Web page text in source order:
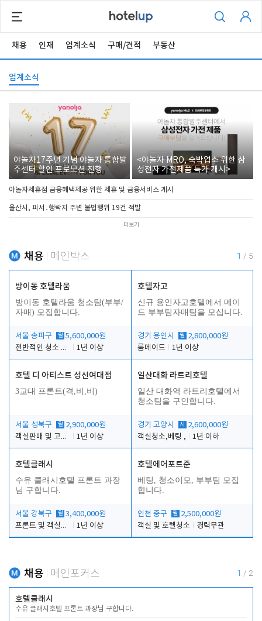
채용 인재 업계소식 구매/견적 부동산
업계소식
야놀자17주년 기념 야놀자 통합발
주센터 할인 프로모션 진행
<야놀자 MRO, 숙박업소 위한 삼
성전자 가전제품 특가 개시>
야놀자제휴점 금융혜택제공 위한 제휴 및 금융서비스 게시
울산시, 피서․행락지 주변 불법행위 19건 적발
더보기
채용 메인박스 1 / 5
방이동 호텔라움
방이동 호텔라움 청소팀(부부/
자매) 모집합니다.
서울 송파구 월 5,600,000원
전반적인 청소 업무(객실청소.객실정리)
1년 이상
호텔자고
신규 용인자고호텔에서 메이
드 부부팀자매팀을 모십니다.
경기 용인시 월 2,800,000원
룸메이드
1년 이상
호텔 디 아티스트 성신여대점
3교대 프론트(격,비,비)
서울 성북구 월 2,900,000원
객실판매 및 고객응대
1년 이상
일산대화 라트리호텔
일산 대화역 라트리호텔에서
청소팀을 구인합니다.
경기 고양시 시
2,600,000원
객실청소,베팅 ,
1년 이하
호텔클래시
수유 클래시호텔 프론트 과장
님 구합니다.
서울 강북구 월 3,400,000원
프론트 및 객실관리
1년 이상
호텔에어포트준
베팅, 청소이모, 부부팀 모집
합니다.
인천 중구 월 2,500,000원
객실 및 호텔청소
경력무관
채용 메인포커스 1 / 2
호텔클래시
수유 클래시호텔 프론트 과장님 구합니다.